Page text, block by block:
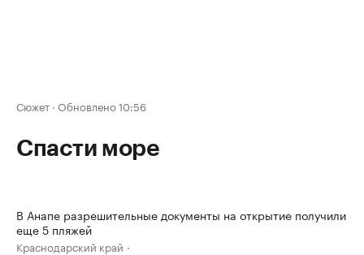
Сюжет · Обновлено 10:56
Спасти море
В Анапе разрешительные документы на открытие получили
еще 5 пляжей
Краснодарский край